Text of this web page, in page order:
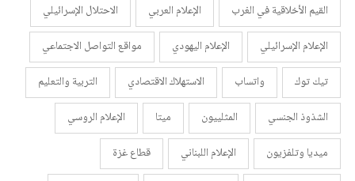
القيم الأخلاقية في الغرب
الإعلام العربي
الاحتلال الإسرائيلي
الإعلام الإسرائيلي
الإعلام اليهودي
مواقع التواصل الاجتماعي
تيك توك
واتساب الاستهلاك الاقتصادي
التربية والتعليم
الشذوذ الجنسي
المثلييون ميتا
الإعلام الروسي
ميديا وتلفزيون
الإعلام اللبناني
قطاع غزة